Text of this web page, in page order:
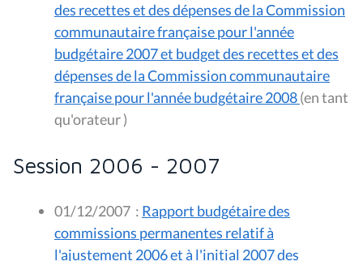
des recettes et des dépenses de la Commission
communautaire française pour l'année
budgétaire 2007 et budget des recettes et des
dépenses de la Commission communautaire
française pour l'année budgétaire 2008(en tant
qu'orateur )
Session 2006 - 2007
01/12/2007 : Rapport budgétaire des
commissions permanentes relatif à
l'ajustement 2006 et à l'initial 2007 des